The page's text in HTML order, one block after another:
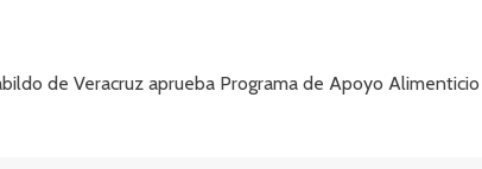
de Veracruz aprueba Programa de Apoyo